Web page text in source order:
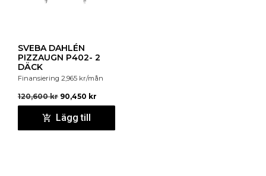
SVEBA DAHLÉN
PIZZAUGN P402- 2
DÄCK
Finansiering 2,965 kr/mån
120,600kr 90,450 kr
Lägg till